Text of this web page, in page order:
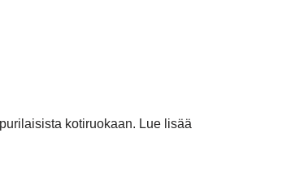
kotiruokaan. Lue lisää